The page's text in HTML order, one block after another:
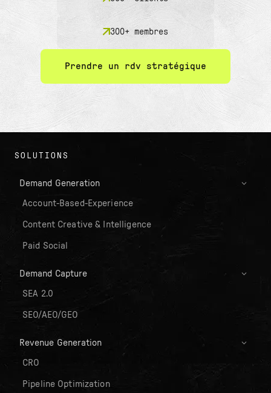
300+ membres
Prendre un rdv stratégique
SOLUTIONS
Demand Generation
Account-Based-Experience
Content Creative & Intelligence
Paid Social
Demand Capture
SEA 2.0
SEO/AEO/GEO
Revenue Generation
CRO
Pipeline Optimization